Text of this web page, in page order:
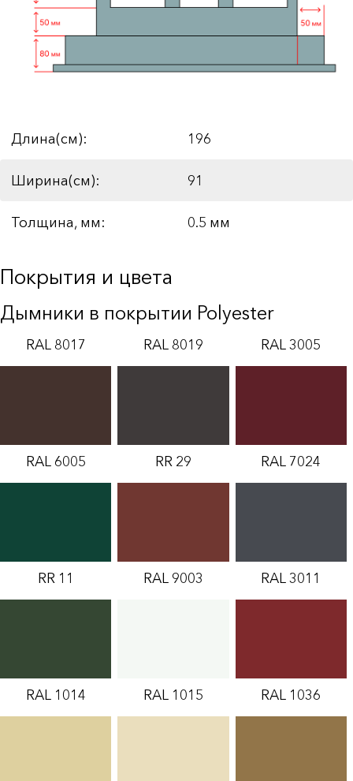
Длина(см): 196
Ширина(см): 91
Толщина, мм: 0.5 мм
Покрытия и цвета
Дымники в покрытии Polyester
RAL 8017 RAL 8019 RAL 3005
RAL 6005 RR 29 RAL 7024
RR 11 RAL 9003 RAL 3011
RAL 1014 RAL 1015 RAL 1036